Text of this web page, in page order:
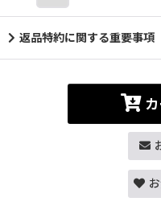
返品特約に関する重要事項